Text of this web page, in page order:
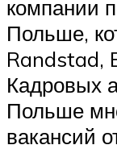
компании
Польше,
Randstad,
Кадровых
Польше
вакансий